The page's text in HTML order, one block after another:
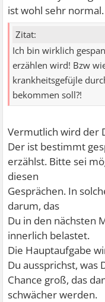
ist wohl sehr normal.
Zitat:
Ich bin wirklich
erzählen wird! Bzw
krankheitsgefüjle
bekommen soll?!
Vermutlich wird der
Der ist bestimmt
erzählst. Bitte sei
diesen
Gesprächen. In
darum, das
Du in den nächsten
innerlich belastet.
Die Hauptaufgabe
Du aussprichst, was
Chance groß, das
schwächer werden.